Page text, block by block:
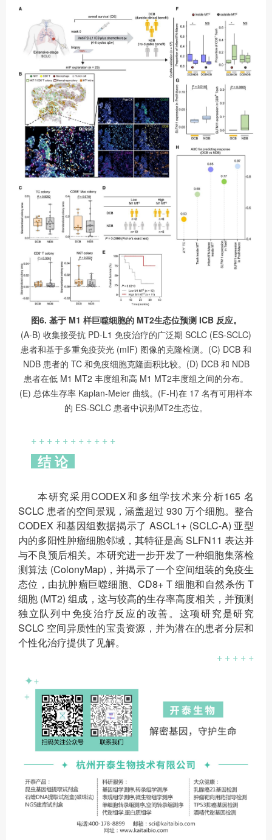
图6. 基于 M1 样巨噬细胞的 MT2生态位预测 ICB 反应。
(A-B) 收集接受抗 PD-L1 免疫治疗的广泛期 SCLC (ES-SCLC)
患者和基于多重免疫荧光 (mIF) 图像的克隆检测。(C) DCB 和
NDB 患者的 TC 和免疫细胞克隆面积比较。(D) DCB 和 NDB
患者在低 M1 MT2 丰度组和高 M1 MT2丰度组之间的分布。
(E) 总体生存率 Kaplan-Meier 曲线。(F-H)在 17 名有可用样本
的 ES-SCLC 患者中识别MT2生态位。
+ + + + + + + + + + +
结 论
本研究采用CODEX和多组学技术来分析165 名
SCLC 患者的空间景观，涵盖超过 930 万个细胞。整合
CODEX 和基因组数据揭示了 ASCL1+ (SCLC-A) 亚型
内的多阳性肿瘤细胞邻域，其特征是高 SLFN11 表达并
与不良预后相关。本研究进一步开发了一种细胞集落检
测算法 (ColonyMap)，并揭示了一个空间组装的免疫生
态位，由抗肿瘤巨噬细胞、CD8+ T 细胞和自然杀伤 T
细胞 (MT2) 组成，这与较高的生存率高度相关，并预测
独立队列中免疫治疗反应的改善。这项研究是研究
SCLC 空间异质性的宝贵资源，并为潜在的患者分层和
个性化治疗提供了见解。
+ + + + +